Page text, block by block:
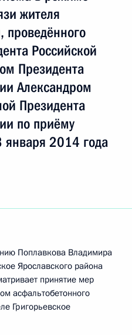
жителя
проведённого
Российской
Президента
Александром
Президента
по приёму
2014 года
Поплавкова Владимира
Ярославского района
принятие мер
асфальтобетонного
Григорьевское